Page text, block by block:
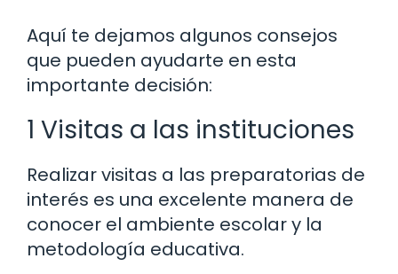
Aquí te dejamos algunos consejos
que pueden ayudarte en esta
importante decisión:
1 Visitas a las instituciones
Realizar visitas a las preparatorias de
interés es una excelente manera de
conocer el ambiente escolar y la
metodología educativa.